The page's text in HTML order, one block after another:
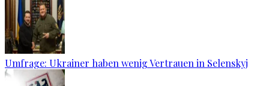
Umfrage: Ukrainer haben wenig Vertrauen in Selenskyj